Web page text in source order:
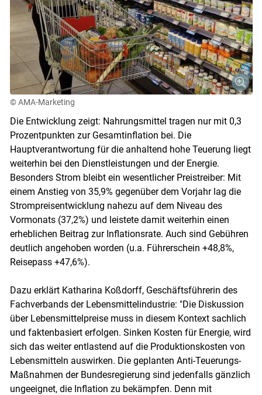
Skip to main content
© AMA-Marketing
Die Entwicklung zeigt: Nahrungsmittel tragen nur mit 0,3
Prozentpunkten zur Gesamtinflation bei. Die
Hauptverantwortung für die anhaltend hohe Teuerung liegt
weiterhin bei den Dienstleistungen und der Energie.
Besonders Strom bleibt ein wesentlicher Preistreiber: Mit
einem Anstieg von 35,9% gegenüber dem Vorjahr lag die
Strompreisentwicklung nahezu auf dem Niveau des
Vormonats (37,2%) und leistete damit weiterhin einen
erheblichen Beitrag zur Inflationsrate. Auch sind Gebühren
deutlich angehoben worden (u.a. Führerschein +48,8%,
Reisepass +47,6%).
Dazu erklärt Katharina Koßdorff, Geschäftsführerin des
Fachverbands der Lebensmittelindustrie: "Die Diskussion
über Lebensmittelpreise muss in diesem Kontext sachlich
und faktenbasiert erfolgen. Sinken Kosten für Energie, wird
sich das weiter entlastend auf die Produktionskosten von
Lebensmitteln auswirken. Die geplanten Anti-Teuerungs-
Maßnahmen der Bundesregierung sind jedenfalls gänzlich
ungeeignet, die Inflation zu bekämpfen. Denn mit